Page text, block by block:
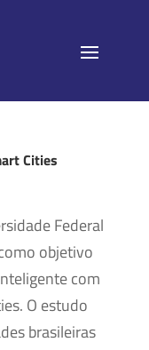
Cities
Federal
objetivo
com
O estudo
brasileiras